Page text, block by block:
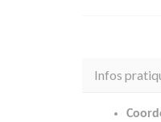
Infos